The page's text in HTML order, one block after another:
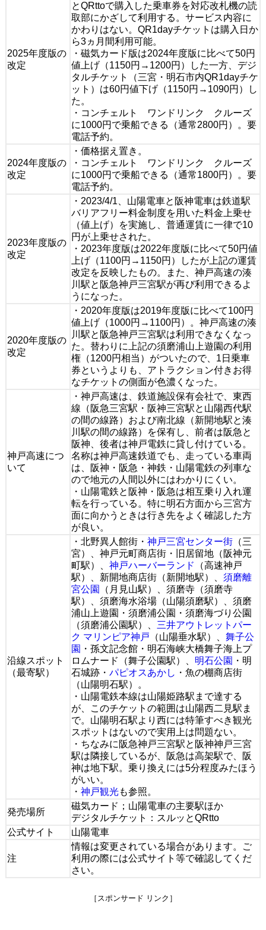
2025年度版の
改定
とQRttoで購入した乗車券を対応改札機の読
取部にかざして利用する。サービス内容に
かわりはない。QR1dayチケットは購入日か
ら3ヵ月間利用可能。
・磁気カード版は2024年度版に比べて50円
値上げ（1150円→1200円）した一方、デジ
タルチケット（三宮・明石市内QR1dayチケ
ット）は60円値下げ（1150円→1090円）し
た。
・コンチェルト ワンドリンク クルーズ
に1000円で乗船できる（通常2800円）。要
電話予約。
2024年度版の
改定
・価格据え置き。
・コンチェルト ワンドリンク クルーズ
に1000円で乗船できる（通常1800円）。要
電話予約。
2023年度版の
改定
・2023/4/1、山陽電車と阪神電車は鉄道駅
バリアフリー料金制度を用いた料金上乗せ
（値上げ）を実施し、普通運賃に一律で10
円が上乗せされた。
・2023年度版は2022年度版に比べて50円値
上げ（1100円→1150円）したが上記の運賃
改定を反映したもの。また、神戸高速の湊
川駅と阪急神戸三宮駅が再び利用できるよ
うになった。
2020年度版の
改定
・2020年度版は2019年度版に比べて100円
値上げ（1000円→1100円）。神戸高速の湊
川駅と阪急神戸三宮駅は利用できなくなっ
た。替わりに上記の須磨浦山上遊園の利用
権（1200円相当）がついたので、1日乗車
券というよりも、アトラクション付きお得
なチケットの側面が色濃くなった。
神戸高速につ
いて
・神戸高速は、鉄道施設保有会社で、東西
線（阪急三宮駅・阪神三宮駅と山陽西代駅
の間の線路）および南北線（新開地駅と湊
川駅の間の線路）を保有し、前者は阪急と
阪神、後者は神戸電鉄に貸し付けている。
名称は神戸高速鉄道でも、走っている車両
は、阪神・阪急・神鉄・山陽電鉄の列車な
ので地元の人間以外にはわかりにくい。
・山陽電鉄と阪神・阪急は相互乗り入れ運
転を行っている。特に明石方面から三宮方
面に向かうときは行き先をよく確認した方
が良い。
沿線スポット
（最寄駅）
・北野異人館街・ 神戸三宮センター街（三
宮）、神戸元町商店街・旧居留地（阪神元
町駅）、 神戸ハーバーランド
（高速神戸
駅）、新開地商店街（新開地駅）、 須磨離
宮公園
（月見山駅）、須磨寺（須磨寺
駅）、須磨海水浴場（山陽須磨駅）、須磨
浦山上遊園・須磨浦公園・須磨海づり公園
（須磨浦公園駅）、 三井アウトレットパー
ク マリンピア神戸 （山陽垂水駅）、 舞子公
園 ・孫文記念館・明石海峡大橋舞子海上プ
ロムナード（舞子公園駅）、 明石公園 ・明
石城跡・ パピオスあかし ・魚の棚商店街
（山陽明石駅）。
・山陽電鉄本線は山陽姫路駅まで達する
が、このチケットの範囲は山陽西二見駅ま
で。山陽明石駅より西には特筆すべき観光
スポットはないので実用上は問題ない。
・ちなみに阪急神戸三宮駅と阪神神戸三宮
駅は隣接しているが、阪急は高架駅で、阪
神は地下駅。乗り換えには5分程度みたほう
がいい。
・ 神戸観光も参照。
発売場所
磁気カード；山陽電車の主要駅ほか
デジタルチケット：スルッとQRtto
公式サイト
山陽電車
注
情報は変更されている場合があります。ご
利用の際には公式サイト等で確認してくだ
さい。
［スポンサード リンク］